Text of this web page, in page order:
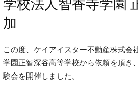
学校法人智香寺学園
加
この度、ケイアイスター不動産株式
学園正智深谷高等学校から依頼を頂き
験会を開催しました。